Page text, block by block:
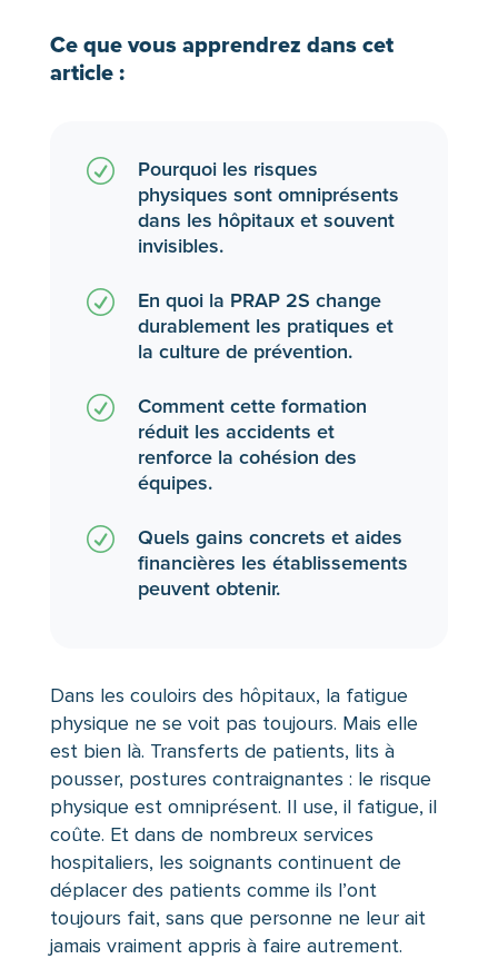
Ce que vous apprendrez dans cet
article :
R
Pourquoi les risques
physiques sont omniprésents
dans les hôpitaux et souvent
invisibles.
R
En quoi la PRAP 2S change
durablement les pratiques et
la culture de prévention.
R
Comment cette formation
réduit les accidents et
renforce la cohésion des
équipes.
R
Quels gains concrets et aides
financières les établissements
peuvent obtenir.
Dans les couloirs des hôpitaux, la fatigue
physique ne se voit pas toujours. Mais elle
est bien là. Transferts de patients, lits à
pousser, postures contraignantes : le risque
physique est omniprésent. Il use, il fatigue, il
coûte. Et dans de nombreux services
hospitaliers, les soignants continuent de
déplacer des patients comme ils l’ont
toujours fait, sans que personne ne leur ait
jamais vraiment appris à faire autrement.